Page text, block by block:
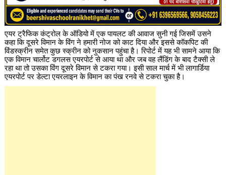
एयर ट्रैफिक कंट्रोल के ऑडियो में एक पायलट की आवाज सुनी गई जिसमें उसने
कहा कि दूसरे विमान के विंग ने हमारी नोज को काट दिया और इससे कॉकपिट की
विंडस्क्रीन समेत कुछ स्क्रीन को नुकसान पहुंचा है। रिपोर्ट में यह भी सामने आया कि
एक विमान चार्लोट डगलस एयरपोर्ट से आया था और जब वह लैंडिंग के बाद टैक्सी ले
रहा था तो उसका विंग दूसरे विमान से टकरा गया। इसी साल मार्च में भी लागार्डिया
एयरपोर्ट पर डेल्टा एयरलाइन के विमान का पंख रनवे से टकरा चुका है।